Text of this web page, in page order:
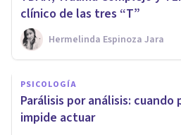
clínico de las tres “T”
Hermelinda Espinoza Jara
PSICOLOGÍA
Parálisis por análisis:
impide actuar